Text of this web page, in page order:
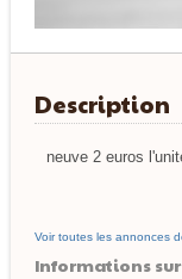
Description
neuve 2 euros
Voir toutes les annonces
Informations